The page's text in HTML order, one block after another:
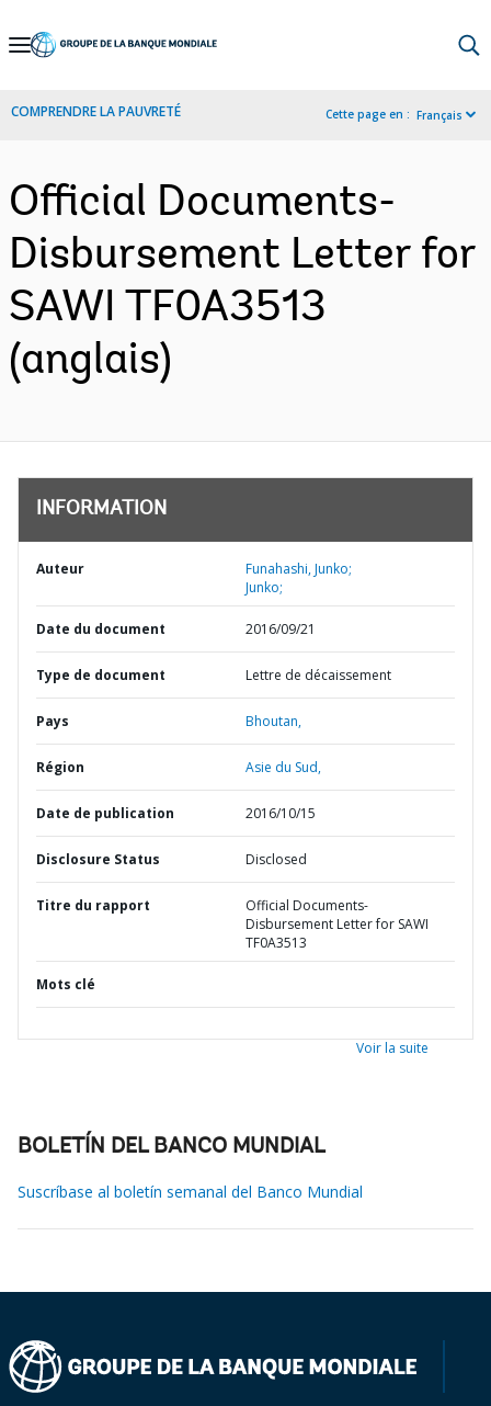
Skip
Navigation
COMPRENDRE LA PAUVRETÉ Cette page en : Français
Official Documents-
Disbursement Letter for
SAWI TF0A3513
(anglais)
INFORMATION
Auteur
Funahashi, Junko;
Junko;
Date du document 2016/09/21
Type de document Lettre de décaissement
Pays Bhoutan,
Région Asie du Sud,
Date de publication 2016/10/15
Disclosure Status Disclosed
Titre du rapport
Official Documents-
Disbursement Letter for SAWI
TF0A3513
Mots clé
Voir la suite
BOLETÍN DEL BANCO MUNDIAL
Suscríbase al boletín semanal del Banco Mundial